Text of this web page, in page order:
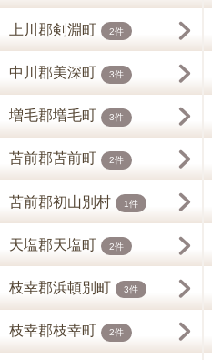
上川郡剣淵町 2件
中川郡美深町 3件
増毛郡増毛町 3件
苫前郡苫前町 2件
苫前郡初山別村 1件
天塩郡天塩町 2件
枝幸郡浜頓別町 3件
枝幸郡枝幸町 2件